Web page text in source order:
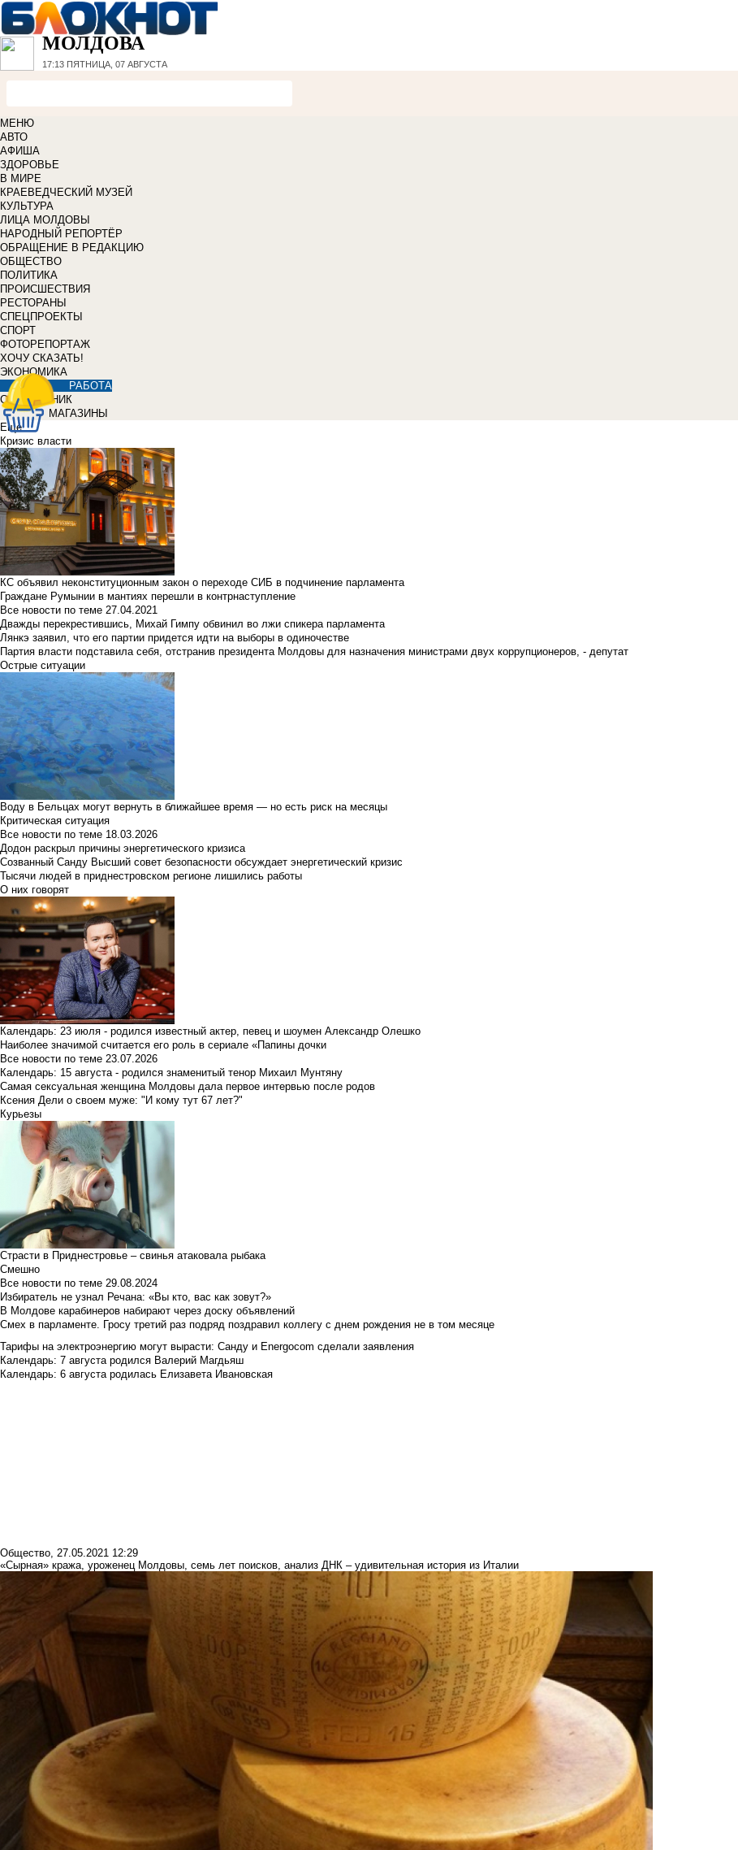
МОЛДОВА
17:13 ПЯТНИЦА, 07 АВГУСТА
МЕНЮ
АВТО
АФИША
ЗДОРОВЬЕ
В МИРЕ
КРАЕВЕДЧЕСКИЙ МУЗЕЙ
КУЛЬТУРА
ЛИЦА МОЛДОВЫ
НАРОДНЫЙ РЕПОРТЁР
ОБРАЩЕНИЕ В РЕДАКЦИЮ
ОБЩЕСТВО
ПОЛИТИКА
ПРОИСШЕСТВИЯ
РЕСТОРАНЫ
СПЕЦПРОЕКТЫ
СПОРТ
ФОТОРЕПОРТАЖ
ХОЧУ СКАЗАТЬ!
ЭКОНОМИКА
РАБОТА
СПРАВОЧНИК
МАГАЗИНЫ
Еще
Кризис власти
КС объявил неконституционным закон о переходе СИБ в подчинение парламента
Граждане Румынии в мантиях перешли в контрнаступление
Все новости по теме 27.04.2021
Дважды перекрестившись, Михай Гимпу обвинил во лжи спикера парламента
Лянкэ заявил, что его партии придется идти на выборы в одиночестве
Партия власти подставила себя, отстранив президента Молдовы для назначения министрами двух коррупционеров, - депутат
Острые ситуации
Воду в Бельцах могут вернуть в ближайшее время — но есть риск на месяцы
Критическая ситуация
Все новости по теме 18.03.2026
Додон раскрыл причины энергетического кризиса
Созванный Санду Высший совет безопасности обсуждает энергетический кризис
Тысячи людей в приднестровском регионе лишились работы
О них говорят
Календарь: 23 июля - родился известный актер, певец и шоумен Александр Олешко
Наиболее значимой считается его роль в сериале «Папины дочки
Все новости по теме 23.07.2026
Календарь: 15 августа - родился знаменитый тенор Михаил Мунтяну
Самая сексуальная женщина Молдовы дала первое интервью после родов
Ксения Дели о своем муже: "И кому тут 67 лет?"
Курьезы
Страсти в Приднестровье – свинья атаковала рыбака
Смешно
Все новости по теме 29.08.2024
Избиратель не узнал Речана: «Вы кто, вас как зовут?»
В Молдове карабинеров набирают через доску объявлений
Смех в парламенте. Гросу третий раз подряд поздравил коллегу с днем рождения не в том месяце
Тарифы на электроэнергию могут вырасти: Санду и Energocom сделали заявления
Календарь: 7 августа родился Валерий Магдьяш
Календарь: 6 августа родилась Елизавета Ивановская
Общество, 27.05.2021 12:29
«Сырная» кража, уроженец Молдовы, семь лет поисков, анализ ДНК – удивительная история из Италии